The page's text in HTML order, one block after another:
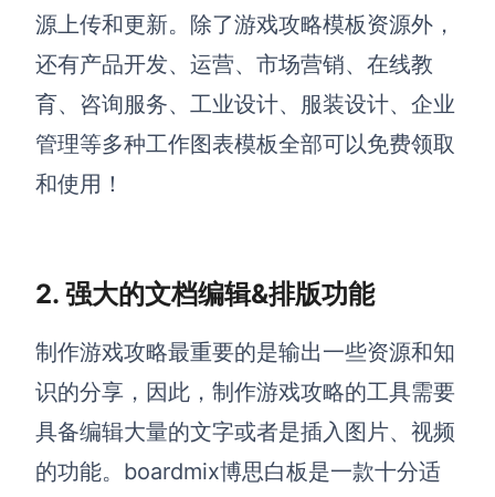
源上传和更新。除了游戏攻略模板资源外，
还有产品开发、运营、市场营销、在线教
育、咨询服务、工业设计、服装设计、企业
管理等多种工作图表模板全部可以免费领取
和使用！
2. 强大的文档编辑&排版功能
制作游戏攻略最重要的是输出一些资源和知
识的分享，因此，制作游戏攻略的工具需要
具备编辑大量的文字或者是插入图片、视频
的功能。boardmix博思白板是一款十分适